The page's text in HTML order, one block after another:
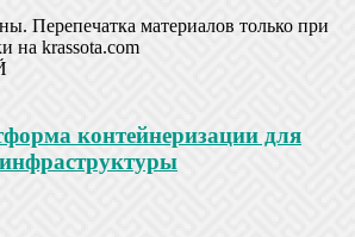
Перепечатка материалов только при
на krassota.com
контейнеризации для